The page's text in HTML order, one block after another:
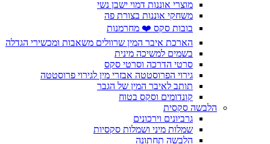
מוצרי אוננות דמוי ישבן נשי
משחקי אוננות בצורת פה
בובות סקס ❤️ מחרמנות
הארכת איבר המין שרוולים משאבות ומכשירי הגדלה
בשמים למשיכה מינית
סרטי הדרכה וסרטי סקס
גירוי הפרוסטטה אבזרי מין לגירוי פרוסטטה
תותב לאיבר המין של הגבר
קונדומים וסקס בטוח
הלבשה סקסית
גרביונים וירכונים
שמלות מיני ושמלות סקסיות
הלבשה תחתונה